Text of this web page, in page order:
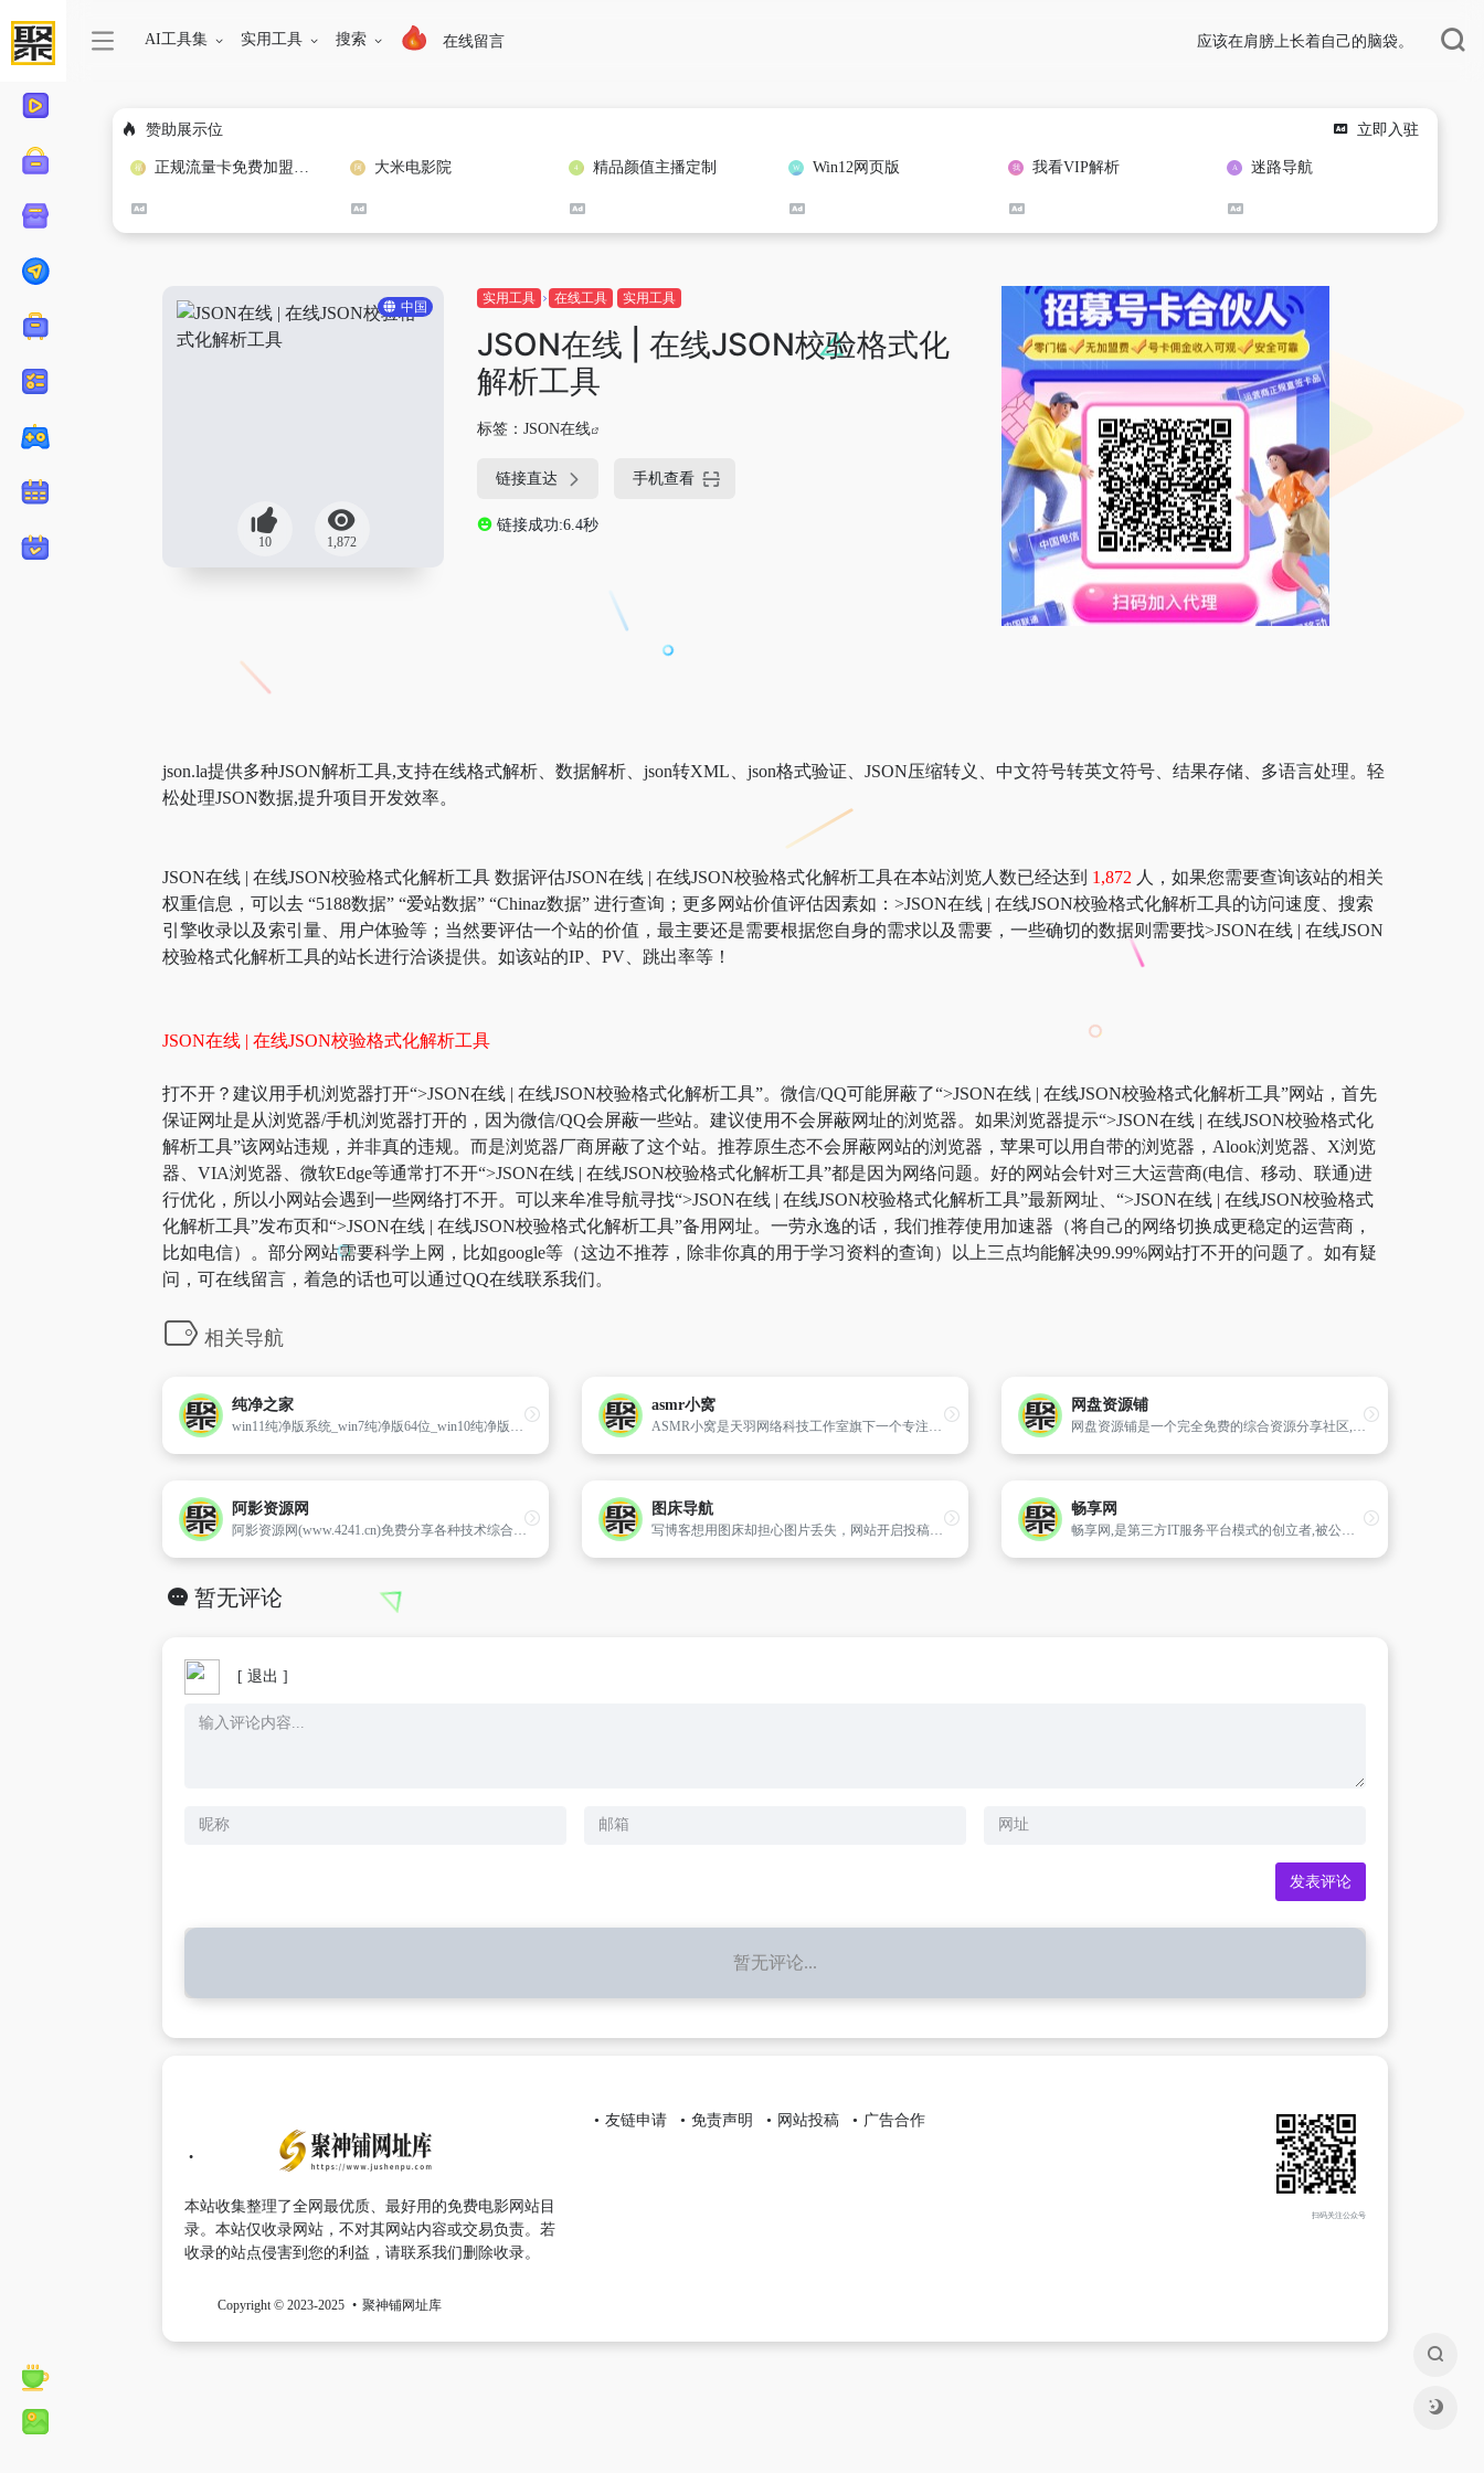
AI工具集 实用工具 搜索 在线留言 应该在肩膀上长着自己的脑袋。
赞助展示位 立即入驻
正规流量卡免费加盟合作 大米电影院 精品颜值主播定制 Win12网页版 我看VIP解析 迷路导航
中国
10 1,872
实用工具 在线工具 实用工具
JSON在线 | 在线JSON校验格式化
解析工具
标签： JSON在线
链接直达 手机查看
链接成功:6.4秒
json.la提供多种JSON解析工具,支持在线格式解析、数据解析、json转XML、json格式验证、JSON压缩转义、中文符号转英文符号、结果存储、多语言处理。轻
松处理JSON数据,提升项目开发效率。
JSON在线 | 在线JSON校验格式化解析工具 数据评估JSON在线 | 在线JSON校验格式化解析工具在本站浏览人数已经达到 1,872 人，如果您需要查询该站的相关
权重信息，可以去 “5188数据” “爱站数据” “Chinaz数据” 进行查询；更多网站价值评估因素如：>JSON在线 | 在线JSON校验格式化解析工具的访问速度、搜索
引擎收录以及索引量、用户体验等；当然要评估一个站的价值，最主要还是需要根据您自身的需求以及需要，一些确切的数据则需要找>JSON在线 | 在线JSON
校验格式化解析工具的站长进行洽谈提供。如该站的IP、PV、跳出率等！
JSON在线 | 在线JSON校验格式化解析工具
打不开？建议用手机浏览器打开“>JSON在线 | 在线JSON校验格式化解析工具”。微信/QQ可能屏蔽了“>JSON在线 | 在线JSON校验格式化解析工具”网站，首先
保证网址是从浏览器/手机浏览器打开的，因为微信/QQ会屏蔽一些站。建议使用不会屏蔽网址的浏览器。如果浏览器提示“>JSON在线 | 在线JSON校验格式化
解析工具”该网站违规，并非真的违规。而是浏览器厂商屏蔽了这个站。推荐原生态不会屏蔽网站的浏览器，苹果可以用自带的浏览器，Alook浏览器、X浏览
器、VIA浏览器、微软Edge等通常打不开“>JSON在线 | 在线JSON校验格式化解析工具”都是因为网络问题。好的网站会针对三大运营商(电信、移动、联通)进
行优化，所以小网站会遇到一些网络打不开。可以来牟准导航寻找“>JSON在线 | 在线JSON校验格式化解析工具”最新网址、“>JSON在线 | 在线JSON校验格式
化解析工具”发布页和“>JSON在线 | 在线JSON校验格式化解析工具”备用网址。一劳永逸的话，我们推荐使用加速器（将自己的网络切换成更稳定的运营商，
比如电信）。部分网站需要科学上网，比如google等（这边不推荐，除非你真的用于学习资料的查询）以上三点均能解决99.99%网站打不开的问题了。如有疑
问，可在线留言，着急的话也可以通过QQ在线联系我们。
相关导航
纯净之家
win11纯净版系统_win7纯净版64位_win10纯净版系统下载
asmr小窝
ASMR小窝是天羽网络科技工作室旗下一个专注于ASMR视频的网站，为用户提供了一个独特的疗愈空间。在ASMR小窝，你可以找到各种各样的ASMR视频，包括轻柔的耳语、舒缓的按摩、美妙的音乐和自然的声音等。这些视频不仅能够帮助你放松身心，还能够带给你愉悦的感受。
网盘资源铺
网盘资源铺是一个完全免费的综合资源分享社区,每天都有大量用户分享优质/好用的网盘资源,包括不限于:影视剧集、动漫漫画、软件工具、学习教程、图片壁纸等，如果喜欢就赶紧加入吧！
阿影资源网
阿影资源网(www.4241.cn)免费分享各种技术综合类教程、各类网站程序源码、软件工具,专为新手站长打造最好的技术博客,来这里和阿影一起进步学习吧.
图床导航
写博客想用图床却担心图片丢失，网站开启投稿害怕被恶意上传图片塞满硬盘，图床导航了解一下！为你精选最稳定,最快速的图床，解决个人站长烦恼
畅享网
畅享网,是第三方IT服务平台模式的创立者,被公认为企业级信息技术领域最具影响力的第三方IT服务平台,截止2013年底,畅享网拥有400余万实名制 的注册用户及近2000家经认证的IT厂商,帮助管理人加速职业发展,提供信息化规划、IT总包、供应商选型、IT监理、开发维护外包、评估维权等服 务,为IT厂商提供高价值的企业客户,从而降低IT交易的成本,促进多方共赢,推动我国信息化的发展。畅享网是上海市“专精特新”企业、软件企业、上海市和浦东新区的中小企业公共服务机构,曾多次获得市级及以上的资金支持及“优秀网站”、“隐形冠军”、“创新企业”等荣誉称号。
暂无评论
[ 退出 ]
暂无评论...
本站收集整理了全网最优质、最好用的免费电影网站目
录。本站仅收录网站，不对其网站内容或交易负责。若
收录的站点侵害到您的利益，请联系我们删除收录。
友链申请 免责声明 网站投稿 广告合作
扫码关注公众号
Copyright © 2023-2025 聚神铺网址库